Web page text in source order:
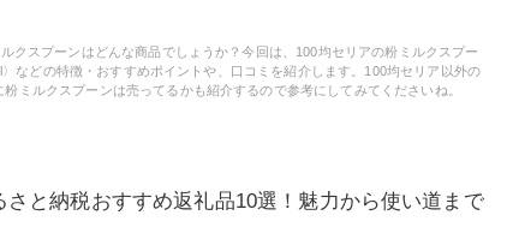
クスプーンはどんな商品でしょうか？今回は、100均セリアの粉ミルクスプー
〉などの特徴・おすすめポイントや、口コミを紹介します。100均セリア以外の
粉ミルクスプーンは売ってるかも紹介するので参考にしてみてくださいね。
さと納税おすすめ返礼品10選！魅力から使い道まで